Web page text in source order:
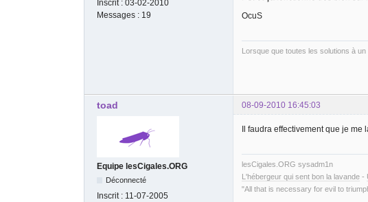
Inscrit : 03-02-2010
Messages : 19
OcuS
Lorsque que toutes les solutions à
toad 08-09-2010 16:45:03
Equipe lesCigales.ORG
Déconnecté
Inscrit : 11-07-2005
Il faudra effectivement que je me
lesCigales.ORG sysadm1n
L'hébergeur qui sent bon la lavande -
"All that is necessary for evil to